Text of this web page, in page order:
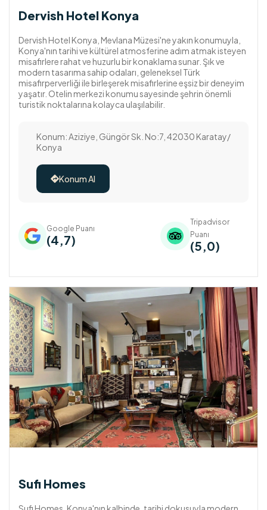
Dervish Hotel Konya
Dervish Hotel Konya, Mevlana Müzesi'ne yakın konumuyla,
Konya'nın tarihi ve kültürel atmosferine adım atmak isteyen
misafirlere rahat ve huzurlu bir konaklama sunar. Şık ve
modern tasarıma sahip odaları, geleneksel Türk
misafirperverliği ile birleşerek misafirlerine eşsiz bir deneyim
yaşatır. Otelin merkezi konumu sayesinde şehrin önemli
turistik noktalarına kolayca ulaşılabilir.
Konum: Aziziye, Güngör Sk. No:7, 42030 Karatay/
Konya
Konum Al
Google Puanı
(4,7)
Tripadvisor
Puanı
(5,0)
Sufi Homes